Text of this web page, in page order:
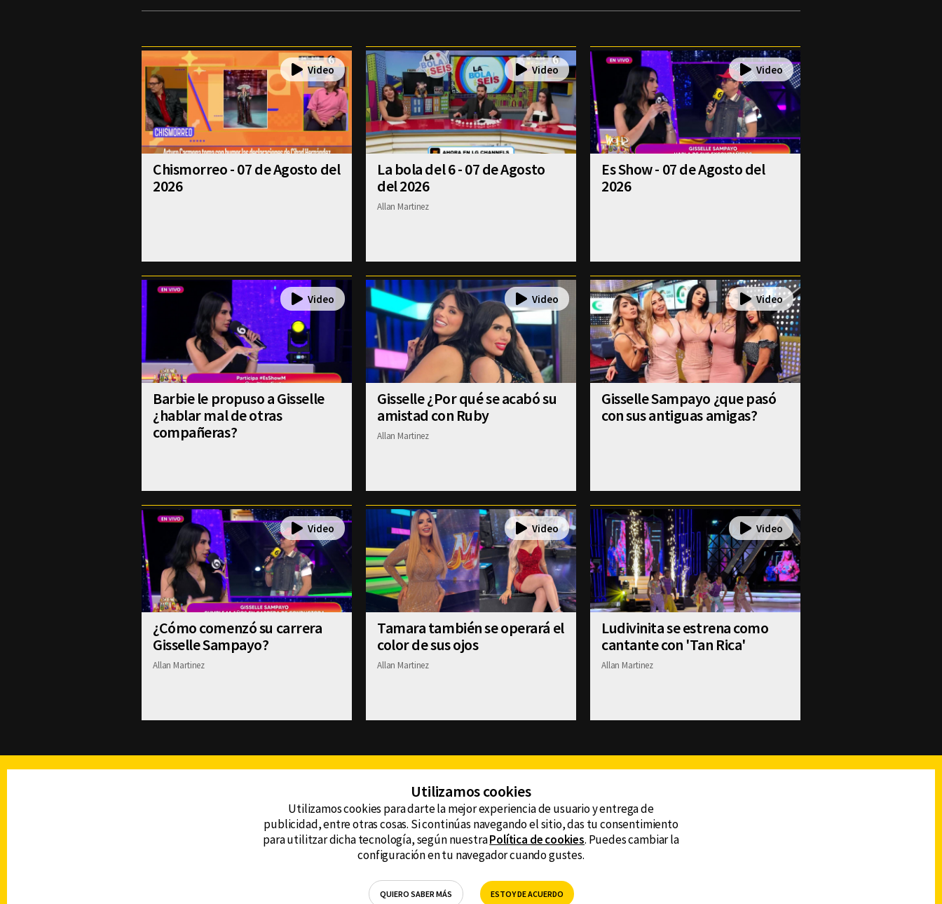
Chismorreo - 07 de Agosto del
2026
La bola del 6 - 07 de Agosto
del 2026
Allan Martinez
Es Show - 07 de Agosto del
2026
Barbie le propuso a Gisselle
¿hablar mal de otras
compañeras?
Gisselle ¿Por qué se acabó su
amistad con Ruby
Allan Martinez
Gisselle Sampayo ¿que pasó
con sus antiguas amigas?
¿Cómo comenzó su carrera
Gisselle Sampayo?
Allan Martinez
Tamara también se operará el
color de sus ojos
Allan Martinez
Ludivinita se estrena como
cantante con 'Tan Rica'
Allan Martinez
DERECHOS RESERVADOS © CANAL 6 2026
Prohibida la reproducción total o parcial, incluyendo
CONTACTO
AVISO DE PRIVACIDAD
AVISO LEGAL
DEFENSORÍA DE LAS AUDIENCIAS
Utilizamos cookies
Utilizamos cookies para darte la mejor experiencia de usuario y entrega de
publicidad, entre otras cosas. Si continúas navegando el sitio, das tu consentimiento
para utilitzar dicha tecnología, según nuestraPolítica de cookies. Puedes cambiar la
configuración en tu navegador cuando gustes.
QUIERO SABER MÁS ESTOY DE ACUERDO